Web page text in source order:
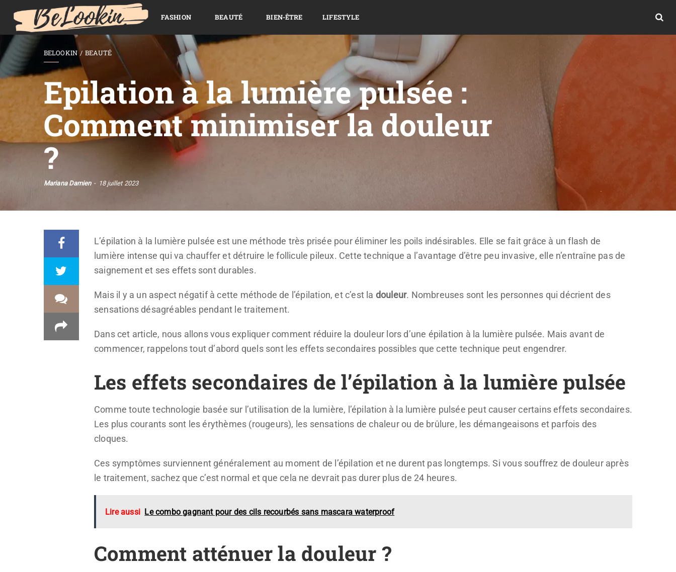
FASHION BEAUTÉ BIEN-ÊTRE LIFESTYLE
BELOOKIN BEAUTÉ
Epilation à la lumière pulsée :
Comment minimiser la douleur
?
Mariana Damien 18 juillet 2023
L’épilation à la lumière pulsée est une méthode très prisée pour éliminer les poils indésirables. Elle se fait grâce à un flash de
lumière intense qui va chauffer et détruire le follicule pileux. Cette technique a l’avantage d’être peu invasive, elle n’entraîne pas de
saignement et ses effets sont durables.
Mais il y a un aspect négatif à cette méthode de l’épilation, et c’est la douleur. Nombreuses sont les personnes qui décrient des
sensations désagréables pendant le traitement.
Dans cet article, nous allons vous expliquer comment réduire la douleur lors d’une épilation à la lumière pulsée. Mais avant de
commencer, rappelons tout d’abord quels sont les effets secondaires possibles que cette technique peut engendrer.
Les effets secondaires de l’épilation à la lumière pulsée
Comme toute technologie basée sur l’utilisation de la lumière, l’épilation à la lumière pulsée peut causer certains effets secondaires.
Les plus courants sont les érythèmes (rougeurs), les sensations de chaleur ou de brûlure, les démangeaisons et parfois des
cloques.
Ces symptômes surviennent généralement au moment de l’épilation et ne durent pas longtemps. Si vous souffrez de douleur après
le traitement, sachez que c’est normal et que cela ne devrait pas durer plus de 24 heures.
Lire aussi Le combo gagnant pour des cils recourbés sans mascara waterproof
Comment atténuer la douleur ?